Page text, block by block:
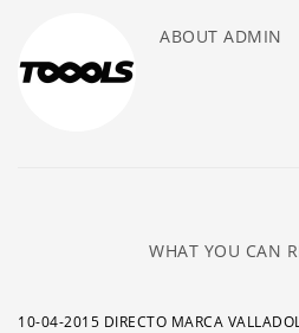
ABOUT ADMIN
WHAT YOU CAN
10-04-2015 DIRECTO MARCA